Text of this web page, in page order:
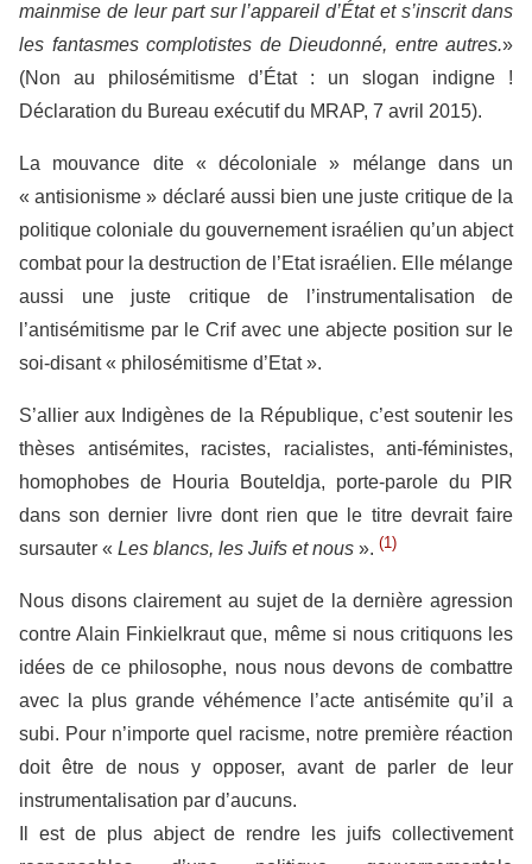
mainmise de leur part sur l’appareil d’État et s’inscrit dans
les fantasmes complotistes de Dieudonné, entre autres.»
(Non au philosémitisme d’État : un slogan indigne !
Déclaration du Bureau exécutif du MRAP, 7 avril 2015).
La mouvance dite « décoloniale » mélange dans un
« antisionisme » déclaré aussi bien une juste critique de la
politique coloniale du gouvernement israélien qu’un abject
combat pour la destruction de l’Etat israélien. Elle mélange
aussi une juste critique de l’instrumentalisation de
l’antisémitisme par le Crif avec une abjecte position sur le
soi-disant « philosémitisme d’Etat ».
S’allier aux Indigènes de la République, c’est soutenir les
thèses antisémites, racistes, racialistes, anti-féministes,
homophobes de Houria Bouteldja, porte-parole du PIR
dans son dernier livre dont rien que le titre devrait faire
sursauter « Les blancs, les Juifs et nous ». (1)
Nous disons clairement au sujet de la dernière agression
contre Alain Finkielkraut que, même si nous critiquons les
idées de ce philosophe, nous nous devons de combattre
avec la plus grande véhémence l’acte antisémite qu’il a
subi. Pour n’importe quel racisme, notre première réaction
doit être de nous y opposer, avant de parler de leur
instrumentalisation par d’aucuns.
Il est de plus abject de rendre les juifs collectivement